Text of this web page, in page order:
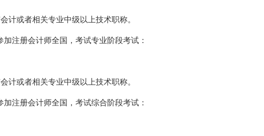
计或者相关专业中级以上技术职称。
注册会计师全国，考试专业阶段考试：
计或者相关专业中级以上技术职称。
注册会计师全国，考试综合阶段考试：